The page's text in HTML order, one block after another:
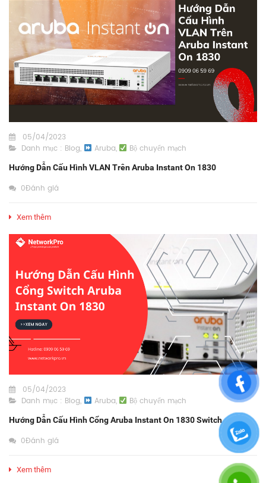
05/04/2023
Danh mục : Blog, Aruba, Bộ chuyển mạch
Hướng Dẫn Cấu Hình VLAN Trên Aruba Instant On 1830
0Đánh giá
Xem thêm
05/04/2023
Danh mục : Blog, Aruba, Bộ chuyển mạch
Hướng Dẫn Cấu Hình Cổng Aruba Instant On 1830 Switch
0Đánh giá
Xem thêm